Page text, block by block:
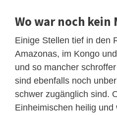
Wo war noch kein
Einige Stellen tief in den
Amazonas, im Kongo
und so mancher
sind ebenfalls noch
schwer zugänglich sind.
Einheimischen heilig